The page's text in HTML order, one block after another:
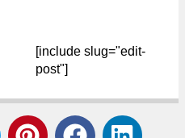
[include slug="edit-
post"]